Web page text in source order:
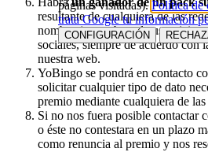
resultante de cualquiera de las
nombre (o nombres de usuario)
sociales, siempre de acuerdo con
nuestra web.
YoBingo se pondrá en contacto
solicitar cualquier tipo de dato
premio mediante cualquiera de las
Si no nos fuera posible contactar
o éste no contestara en un plazo
como renuncia al premio y nos
páginas visitadas).Política de
trata Google tu información
CONFIGURACIÓN